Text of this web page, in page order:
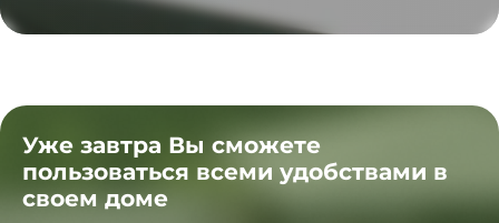
Уже завтра Вы сможете
пользоваться всеми удобствами в
своем доме